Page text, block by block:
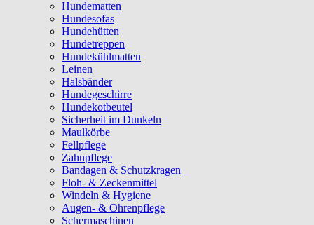
Hundematten
Hundesofas
Hundehütten
Hundetreppen
Hundekühlmatten
Leinen
Halsbänder
Hundegeschirre
Hundekotbeutel
Sicherheit im Dunkeln
Maulkörbe
Fellpflege
Zahnpflege
Bandagen & Schutzkragen
Floh- & Zeckenmittel
Windeln & Hygiene
Augen- & Ohrenpflege
Schermaschinen